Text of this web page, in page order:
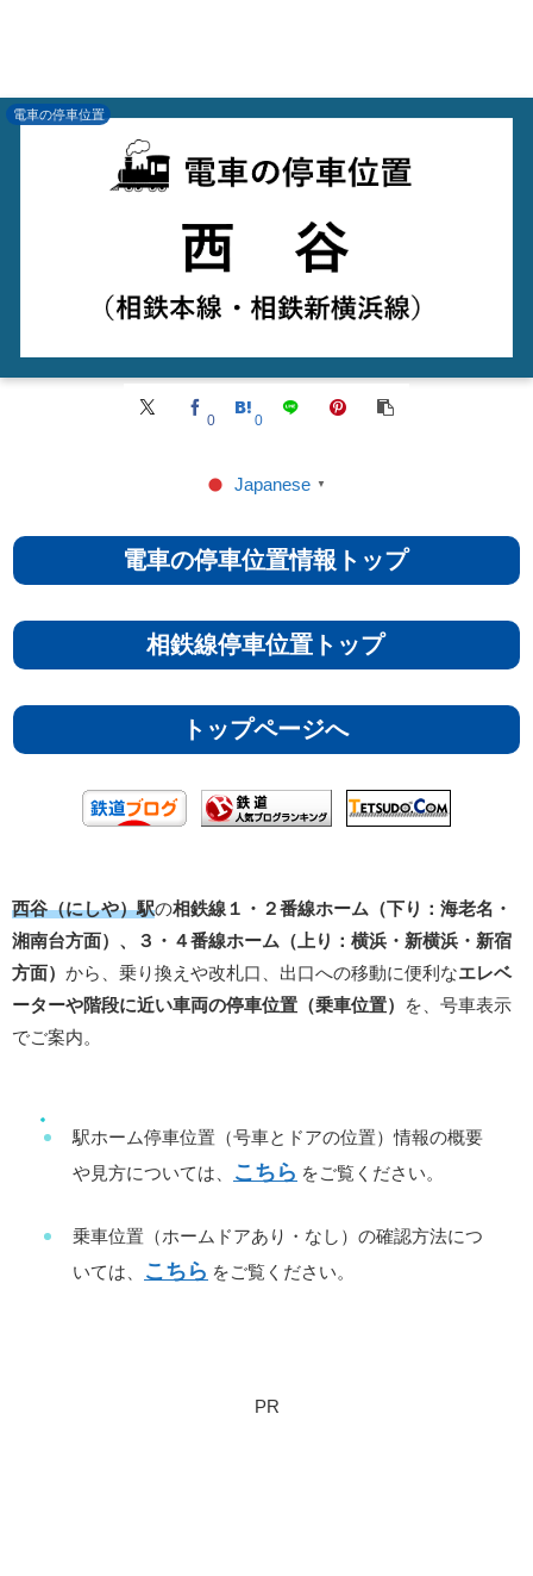
電車の停車位置
0 0
Japanese ▼
電車の停車位置情報トップ
相鉄線停車位置トップ
トップページへ
西谷（にしや）駅の相鉄線１・２番線ホーム（下り：海老名・
湘南台方面）、３・４番線ホーム（上り：横浜・新横浜・新宿
方面） から、乗り換えや改札口、出口への移動に便利なエレベ
ーターや階段に近い車両の停車位置（乗車位置）
を、号車表示
でご案内。
駅ホーム停車位置（号車とドアの位置）情報の概要
や見方については、
こちら をご覧ください。
乗車位置（ホームドアあり・なし）の確認方法につ
いては、
こちら をご覧ください。
PR